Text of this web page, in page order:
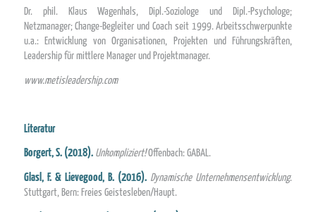
Dr. phil. Klaus Wagenhals, Dipl.-Soziologe und Dipl.-Psychologe;
Netzmanager; Change-Begleiter und Coach seit 1999. Arbeitsschwerpunkte
u.a.: Entwicklung von Organisationen, Projekten und Führungskräften,
Leadership für mittlere Manager und Projektmanager.
www.metisleadership.com
Literatur
Borgert, S. (2018). Unkompliziert!Offenbach: GABAL.
Glasl, F. & Lievegood, B. (2016). Dynamische Unternehmensentwicklung.
Stuttgart, Bern: Freies Geistesleben/Haupt.